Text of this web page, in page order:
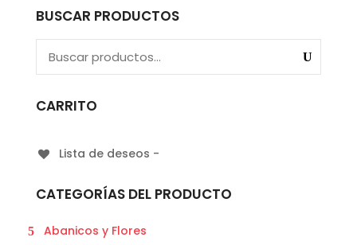
BUSCAR PRODUCTOS
CARRITO
Lista de deseos -
CATEGORÍAS DEL PRODUCTO
Abanicos y Flores